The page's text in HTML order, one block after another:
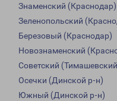
Знаменский (Краснодар)
Зеленопольский
Березовый (Краснодар)
Новознаменский
Советский
Осечки (Динской р-н)
Южный (Динской р-н)